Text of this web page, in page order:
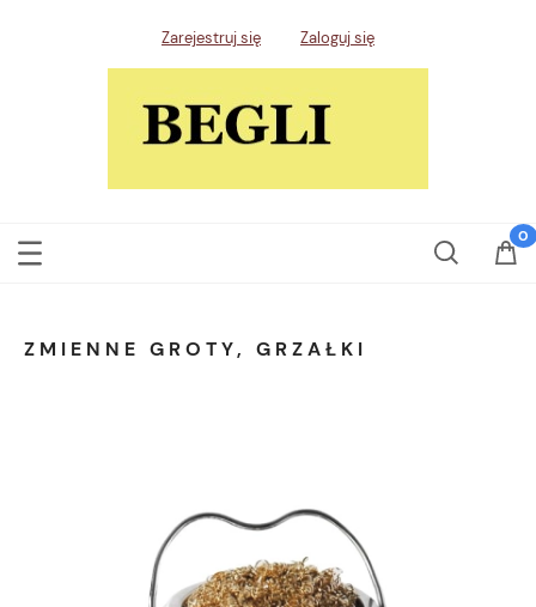
Zarejestruj się Zaloguj się
ZMIENNE GROTY, GRZAŁKI